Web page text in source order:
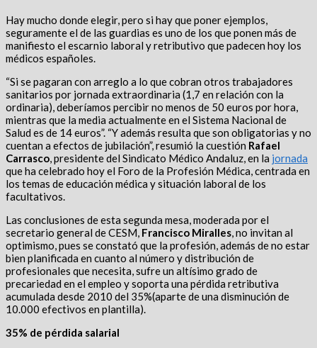
Hay mucho donde elegir, pero si hay que poner ejemplos,
seguramente el de las guardias es uno de los que ponen más de
manifiesto el escarnio laboral y retributivo que padecen hoy los
médicos españoles.
“Si se pagaran con arreglo a lo que cobran otros trabajadores
sanitarios por jornada extraordinaria (1,7 en relación con la
ordinaria), deberíamos percibir no menos de 50 euros por hora,
mientras que la media actualmente en el Sistema Nacional de
Salud es de 14 euros”. “Y además resulta que son obligatorias y no
cuentan a efectos de jubilación”, resumió la cuestión Rafael
Carrasco, presidente del Sindicato Médico Andaluz, en la jornada
que ha celebrado hoy el Foro de la Profesión Médica, centrada en
los temas de educación médica y situación laboral de los
facultativos.
Las conclusiones de esta segunda mesa, moderada por el
secretario general de CESM, Francisco Miralles, no invitan al
optimismo, pues se constató que la profesión, además de no estar
bien planificada en cuanto al número y distribución de
profesionales que necesita, sufre un altísimo grado de
precariedad en el empleo y soporta una pérdida retributiva
acumulada desde 2010 del 35%(aparte de una disminución de
10.000 efectivos en plantilla).
35% de pérdida salarial